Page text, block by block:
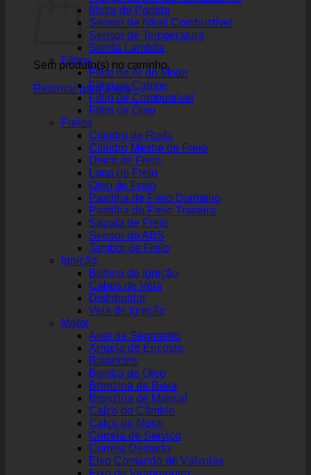
Sem produto(s) no carrinho.
Retornar para a loja
Motor de Partida
Sensor de Nível Combustível
Sensor de Temperatura
Sonda Lambda
Filtros
Filtro de Ar do Motor
Filtro de Cabine
Filtro de Combustível
Filtro de Óleo
Freios
Cilindro de Roda
Cilindro Mestre de Freio
Disco de Freio
Lona de Freio
Óleo de Freio
Pastilha de Freio Dianteiro
Pastilha de Freio Traseira
Sapata de Freio
Sensor do ABS
Tambor de Freio
Ignição
Bobina de Ignição
Cabos de Vela
Distribuidor
Vela de Ignição
Motor
Anel de Segmento
Arruela de Encosto
Balancins
Bomba de Óleo
Bronzina de Biela
Bronzina de Mancal
Calço do Câmbio
Calço do Motor
Correia de Serviço
Correia Dentada
Eixo Comando de Válvulas